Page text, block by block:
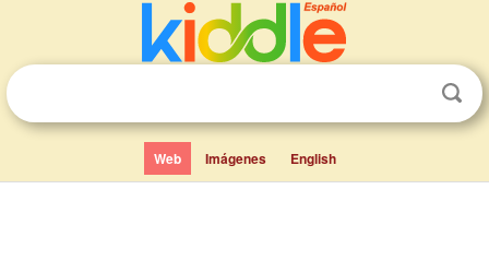
Web Imágenes English